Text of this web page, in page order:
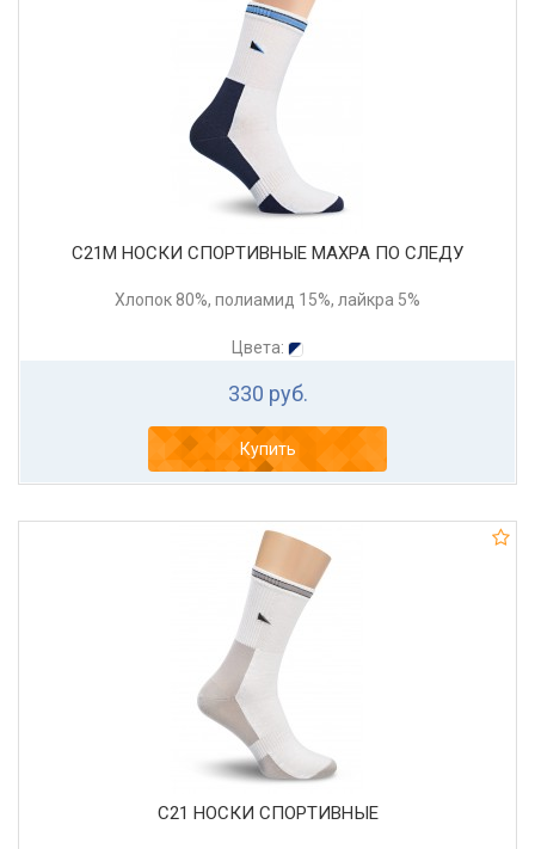
С21М НОСКИ СПОРТИВНЫЕ МАХРА ПО СЛЕДУ
Хлопок 80%, полиамид 15%, лайкра 5%
Цвета:
330 руб.
Купить
С21 НОСКИ СПОРТИВНЫЕ